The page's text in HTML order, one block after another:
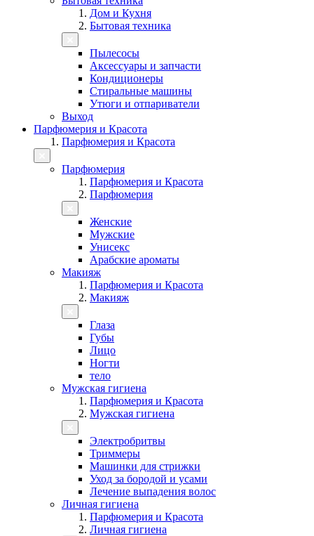
Дом и Кухня
Бытовая техника
Пылесосы
Аксессуары и запчасти
Кондиционеры
Стиральные машины
Утюги и отпариватели
Выход
Парфюмерия и Красота
Парфюмерия и Красота
Парфюмерия
Парфюмерия и Красота
Парфюмерия
Женские
Мужские
Унисекс
Арабские ароматы
Макияж
Парфюмерия и Красота
Макияж
Глаза
Губы
Лицо
Ногти
тело
Мужская гигиена
Парфюмерия и Красота
Мужская гигиена
Электробритвы
Триммеры
Машинки для стрижки
Уход за бородой и усами
Лечение выпадения волос
Личная гигиена
Парфюмерия и Красота
Личная гигиена